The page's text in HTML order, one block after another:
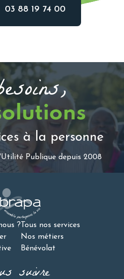
03 88 19 74 00
à la personne
Publique depuis 2008
? Tous nos services
Nos métiers
Bénévolat
suivre